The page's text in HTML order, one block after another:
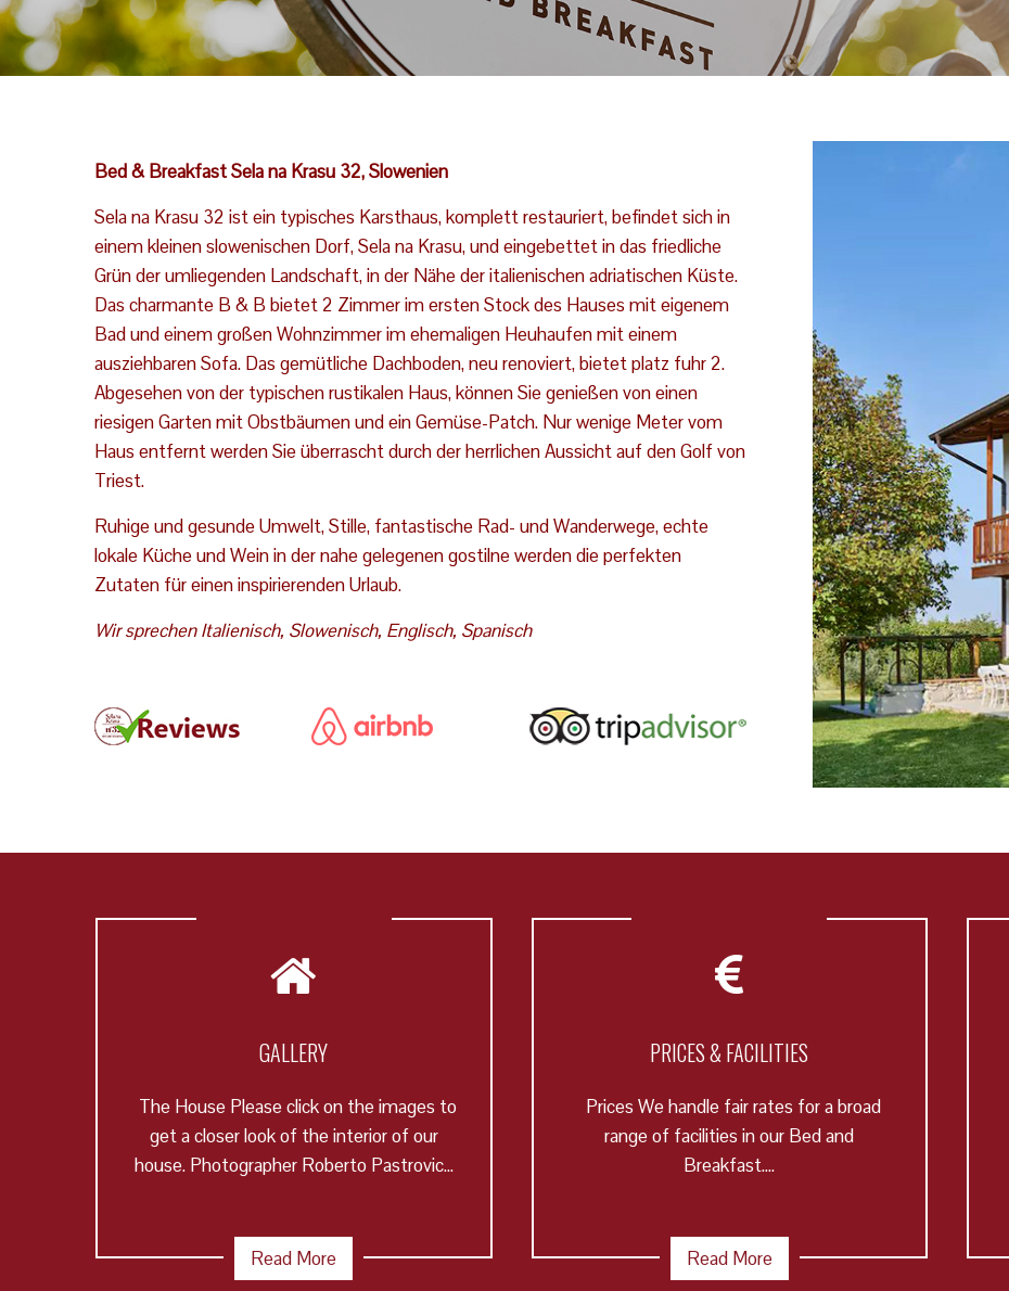
Bed & Breakfast Sela na Krasu 32, Slowenien
Sela na Krasu 32 ist ein typisches Karsthaus, komplett restauriert, befindet sich in
einem kleinen slowenischen Dorf, Sela na Krasu, und eingebettet in das friedliche
Grün der umliegenden Landschaft, in der Nähe der italienischen adriatischen Küste.
Das charmante B & B bietet 2 Zimmer im ersten Stock des Hauses mit eigenem
Bad und einem großen Wohnzimmer im ehemaligen Heuhaufen mit einem
ausziehbaren Sofa. Das gemütliche Dachboden, neu renoviert, bietet platz fuhr 2.
Abgesehen von der typischen rustikalen Haus, können Sie genießen von einen
riesigen Garten mit Obstbäumen und ein Gemüse-Patch. Nur wenige Meter vom
Haus entfernt werden Sie überrascht durch der herrlichen Aussicht auf den Golf von
Triest.
Ruhige und gesunde Umwelt, Stille, fantastische Rad- und Wanderwege, echte
lokale Küche und Wein in der nahe gelegenen gostilne werden die perfekten
Zutaten für einen inspirierenden Urlaub.
Wir sprechen Italienisch, Slowenisch, Englisch, Spanisch
GALLERY
The House Please click on the images to
get a closer look of the interior of our
house. Photographer Roberto Pastrovic...
Read More
PRICES & FACILITIES
Prices We handle fair rates for a broad
range of facilities in our Bed and
Breakfast....
Read More